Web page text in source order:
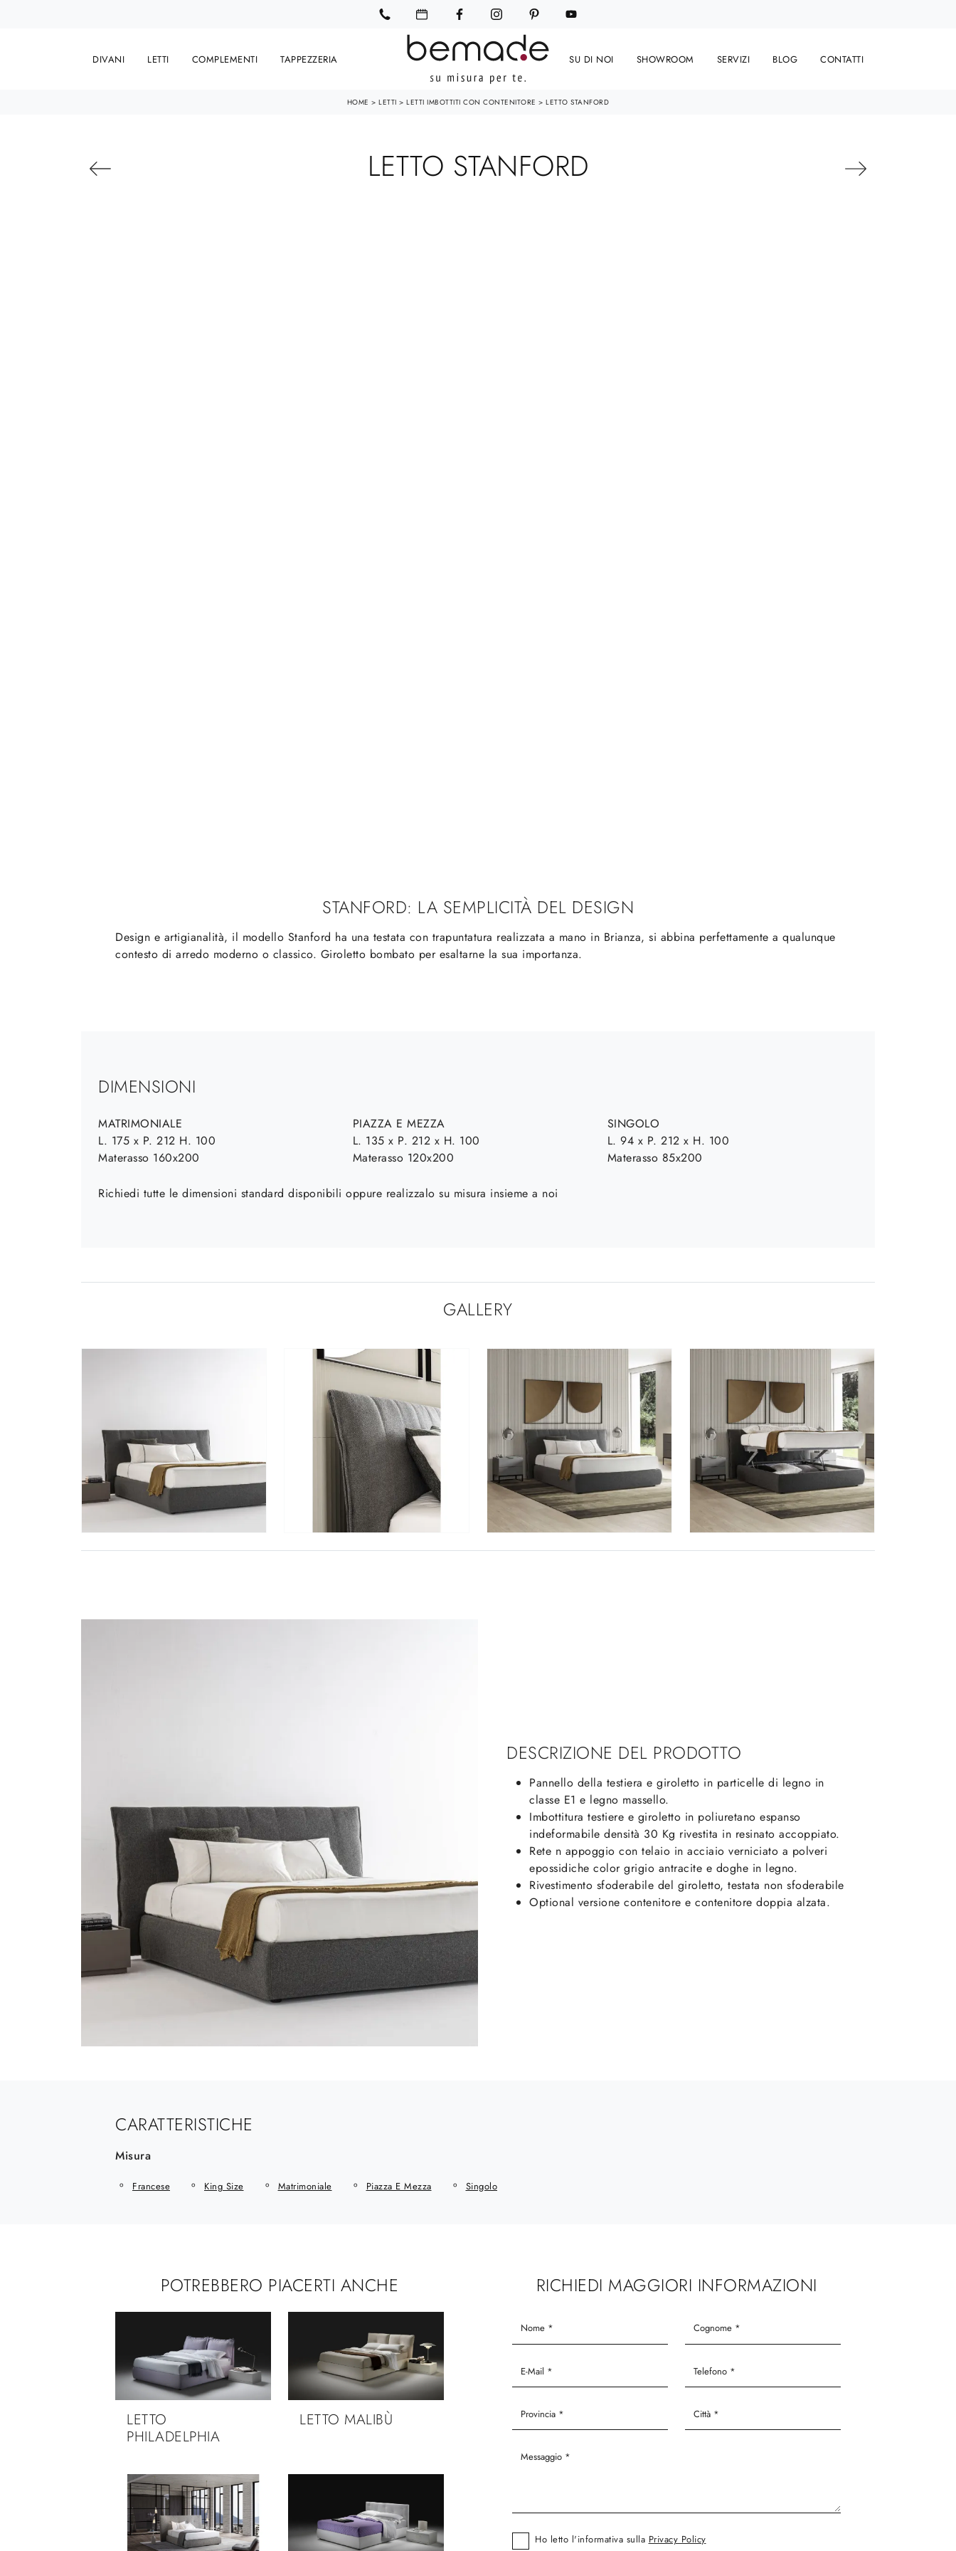
DIVANI LETTI COMPLEMENTI TAPPEZZERIA SU DI NOI SHOWROOM SERVIZI BLOG CONTATTI
HOME >LETTI >LETTI IMBOTTITI CON CONTENITORE >LETTO STANFORD
LETTO STANFORD
STANFORD: LA SEMPLICITÀ DEL DESIGN
Design e artigianalità, il modello Stanford ha una testata con trapuntatura realizzata a mano in Brianza, si abbina perfettamente a qualunque
contesto di arredo moderno o classico. Giroletto bombato per esaltarne la sua importanza.
DIMENSIONI
MATRIMONIALE
L. 175 x P. 212 H. 100
Materasso 160x200
PIAZZA E MEZZA
L. 135 x P. 212 x H. 100
Materasso 120x200
SINGOLO
L. 94 x P. 212 x H. 100
Materasso 85x200
Richiedi tutte le dimensioni standard disponibili oppure realizzalo su misura insieme a noi
GALLERY
DESCRIZIONE DEL PRODOTTO
Pannello della testiera e giroletto in particelle di legno in
classe E1 e legno massello.
Imbottitura testiere e giroletto in poliuretano espanso
indeformabile densità 30 Kg rivestita in resinato accoppiato.
Rete n appoggio con telaio in acciaio verniciato a polveri
epossidiche color grigio antracite e doghe in legno.
Rivestimento sfoderabile del giroletto, testata non sfoderabile
Optional versione contenitore e contenitore doppia alzata.
CARATTERISTICHE
Misura
Francese King Size Matrimoniale Piazza E Mezza Singolo
POTREBBERO PIACERTI ANCHE
LETTO
PHILADELPHIA
LETTO MALIBÙ
RICHIEDI MAGGIORI INFORMAZIONI
Ho letto l'informativa sulla Privacy Policy